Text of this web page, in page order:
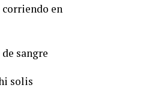
en
sangre